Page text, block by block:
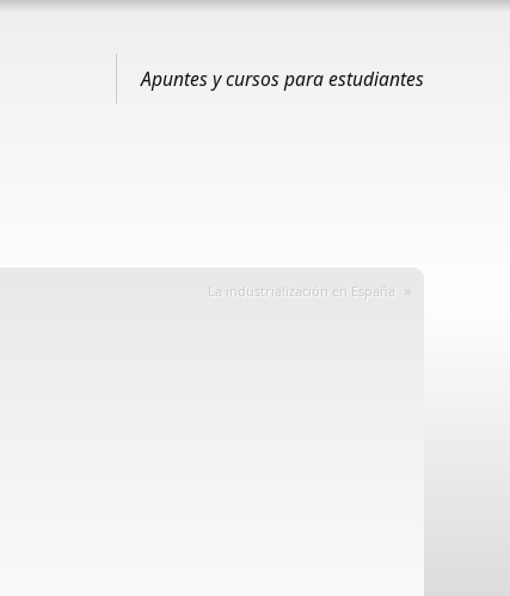
Apuntes y cursos para estudiantes
La industrialización en España »